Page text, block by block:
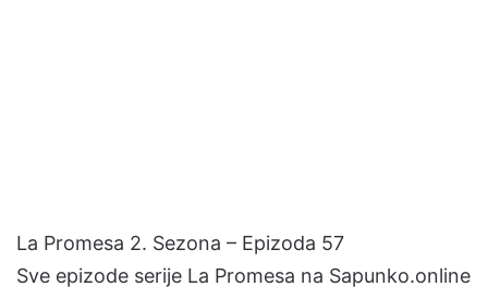
La Promesa 2. Sezona – Epizoda 57
Sve epizode serije La Promesa na Sapunko.online